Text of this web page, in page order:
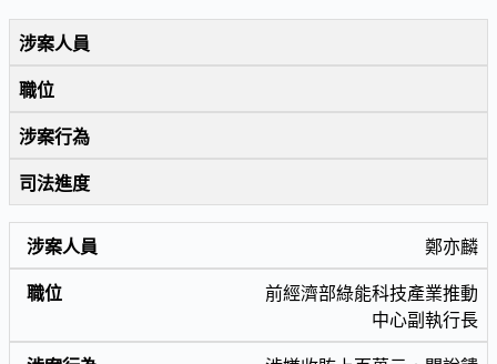
涉案人員
職位
涉案行為
司法進度
鄭亦麟
前經濟部綠能科技產業推動
中心副執行長